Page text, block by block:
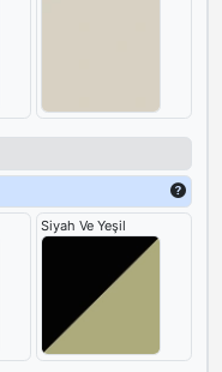
Siyah Ve Yeşil